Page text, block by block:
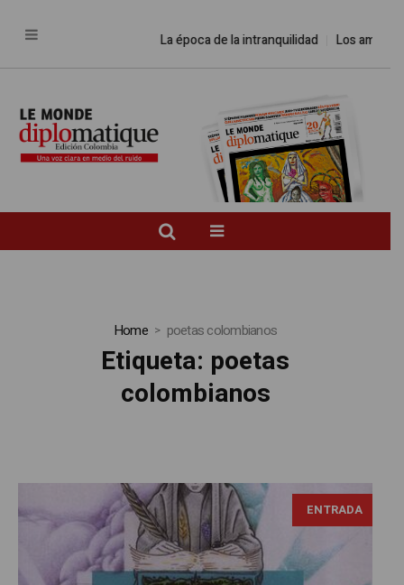
La época de la intranquilidad Los amos del
Home poetas colombianos
Etiqueta: poetas
colombianos
ENTRADA